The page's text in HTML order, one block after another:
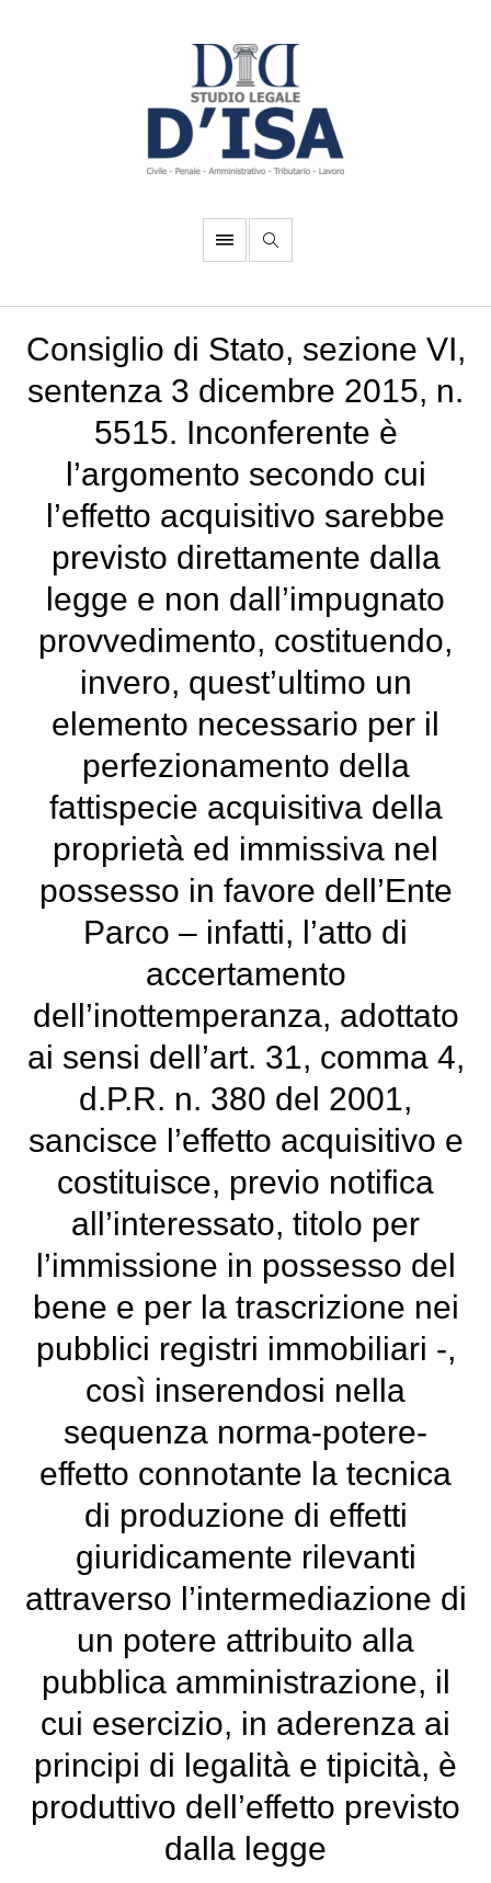
Consiglio di Stato, sezione VI,
sentenza 3 dicembre 2015, n.
5515. Inconferente è
l’argomento secondo cui
l’effetto acquisitivo sarebbe
previsto direttamente dalla
legge e non dall’impugnato
provvedimento, costituendo,
invero, quest’ultimo un
elemento necessario per il
perfezionamento della
fattispecie acquisitiva della
proprietà ed immissiva nel
possesso in favore dell’Ente
Parco – infatti, l’atto di
accertamento
dell’inottemperanza, adottato
ai sensi dell’art. 31, comma 4,
d.P.R. n. 380 del 2001,
sancisce l’effetto acquisitivo e
costituisce, previo notifica
all’interessato, titolo per
l’immissione in possesso del
bene e per la trascrizione nei
pubblici registri immobiliari -,
così inserendosi nella
sequenza norma-potere-
effetto connotante la tecnica
di produzione di effetti
giuridicamente rilevanti
attraverso l’intermediazione di
un potere attribuito alla
pubblica amministrazione, il
cui esercizio, in aderenza ai
principi di legalità e tipicità, è
produttivo dell’effetto previsto
dalla legge